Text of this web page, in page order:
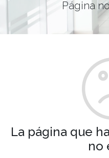
Página
La página que
no